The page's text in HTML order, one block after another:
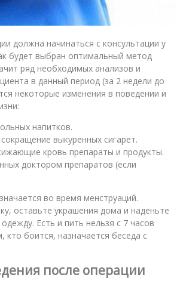
должна начинаться с консультации у
будет выбран оптимальный метод
ряд необходимых анализов и
в данный период (за 2 недели до
некоторые изменения в поведении и
напитков.
выкуренных сигарет.
кровь препараты и продукты.
доктором препаратов (если
во время менструаций.
оставьте украшения дома и наденьте
Есть и пить нельзя с 7 часов
кто боится, назначается беседа с
после операции